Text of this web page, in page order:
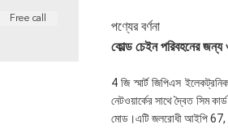
Free call
পণ্যের বর্ণনা
কোল্ড চেইন পরিবহনের জন্য
4 জি স্মার্ট জিপিএস
নেটওয়ার্কের সাথে দ্বৈত সিম
মোড।এটি জলরোধী আইপি 67,